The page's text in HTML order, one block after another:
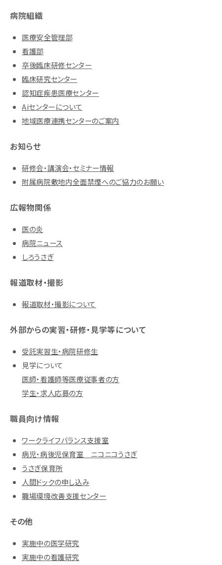
病院組織
医療安全管理部
看護部
卒後臨床研修センター
臨床研究センター
認知症疾患医療センター
Aiセンターについて
地域医療連携センターのご案内
お知らせ
研修会・講演会・セミナー情報
附属病院敷地内全面禁煙へのご協力のお願い
広報物関係
医の炎
病院ニュース
しろうさぎ
報道取材・撮影
報道取材・撮影について
外部からの実習・研修・見学等について
受託実習生・病院研修生
見学について
医師・看護師等医療従事者の方
学生・求人応募の方
職員向け情報
ワークライフバランス支援室
病児・病後児保育室 ニコニコうさぎ
うさぎ保育所
人間ドックの申し込み
職場環境改善支援センター
その他
実施中の医学研究
実施中の看護研究